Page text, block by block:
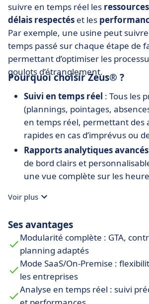
suivre en temps réel les
délais respectés et les
Par exemple, une usine peut
temps passé sur chaque étape de
permettant d’optimiser les
goulots d’étranglement.
Pourquoi choisir Zeus® ?
Suivi en temps réel : Tous les
(plannings, pointages,
en temps réel, permettant des
rapides en cas d’imprévus ou
Rapports analytiques avancés
de bord clairs et
une vue complète sur les
éclairées basées sur des
préfériez une solution cloud
flexibilité ou une infrastructure
contrôle total, Zeus® répond à
Interface intuitive et
besoin d’être un expert en
propose une prise en main
Voir plus
Ses avantages
Modularité complète : GTA,
planning adaptés
Mode SaaS/On-Premise :
les entreprises
Analyse en temps réel : suivi